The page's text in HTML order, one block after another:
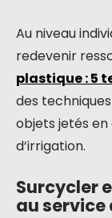
Au niveau
redevenir
plastique : 5
des
objets jetés en
d’irrigation.
Surcycler
au